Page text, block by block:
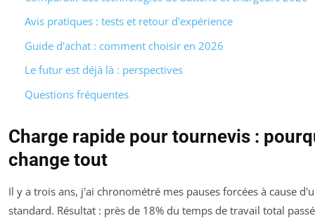
Avis pratiques : tests et retour d'expérience
Guide d'achat : comment choisir en 2026
Le futur est déjà là : perspectives
Questions fréquentes
Charge rapide pour tournevis :
change tout
Il y a trois ans, j'ai chronométré mes pauses forcées à cause
standard. Résultat : près de 18% du temps de travail total